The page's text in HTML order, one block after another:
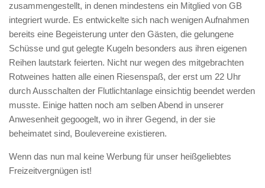
zusammengestellt, in denen mindestens ein Mitglied von GB
integriert wurde. Es entwickelte sich nach wenigen Aufnahmen
bereits eine Begeisterung unter den Gästen, die gelungene
Schüsse und gut gelegte Kugeln besonders aus ihren eigenen
Reihen lautstark feierten. Nicht nur wegen des mitgebrachten
Rotweines hatten alle einen Riesenspaß, der erst um 22 Uhr
durch Ausschalten der Flutlichtanlage einsichtig beendet werden
musste. Einige hatten noch am selben Abend in unserer
Anwesenheit gegoogelt, wo in ihrer Gegend, in der sie
beheimatet sind, Boulevereine existieren.
Wenn das nun mal keine Werbung für unser heißgeliebtes
Freizeitvergnügen ist!